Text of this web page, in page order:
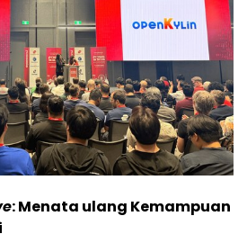
: Menata ulang Kemampuan